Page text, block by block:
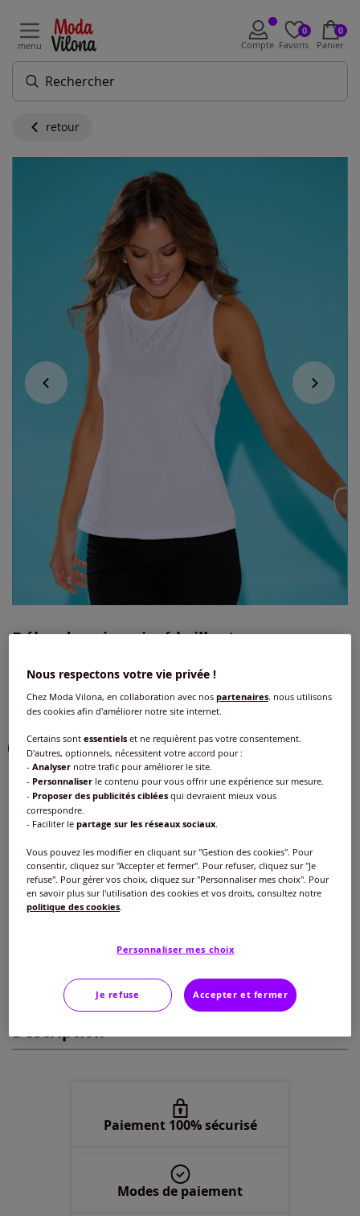
menu Compte
0
Favoris
0
Panier
retour
Débardeur imprimé brillant
Réf : 421.970.045 4.7 /
Couleur :blanc
Taille :
Veuillez sélectionner une taille
40 -épuisé
42 -épuisé
Disponible dans 4 semaines
48 -épuisé
Disponible dans 4 semaines
Disponible dans 4 semaines
16€
Caractéristiques
Description
Paiement 100% sécurisé
Modes de paiement
Nous respectons votre vie privée !
Chez Moda Vilona, en collaboration avec nospartenaires, nous utilisons
des cookies afin d'améliorer notre site internet.
Certains sontessentiels et ne requièrent pas votre consentement.
D'autres, optionnels, nécessitent votre accord pour :
-Analyser notre trafic pour améliorer le site.
- Personnaliser le contenu pour vous offrir une expérience sur mesure.
- Proposer des publicités ciblées qui devraient mieux vous
correspondre.
- Faciliter lepartage sur les réseaux sociaux
Vous pouvez les modifier en cliquant sur "Gestion des cookies". Pour
consentir, cliquez sur "Accepter et fermer". Pour refuser, cliquez sur "Je
refuse". Pour gérer vos choix, cliquez sur "Personnaliser mes choix". Pour
en savoir plus sur l'utilisation des cookies et vos droits, consultez notre
politique des cookies
Personnaliser mes choix
Je refuse Accepter et fermer